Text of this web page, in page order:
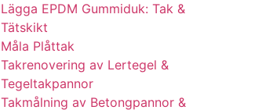
Lägga EPDM Gummiduk: Tak &
Tätskikt
Måla Plåttak
Takrenovering av Lertegel &
Tegeltakpannor
Takmålning av Betongpannor &